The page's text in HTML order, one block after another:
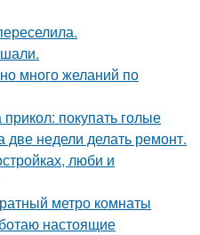
много желаний по
прикол: покупать голые
две недели делать ремонт.
люби и
метро комнаты
настоящие